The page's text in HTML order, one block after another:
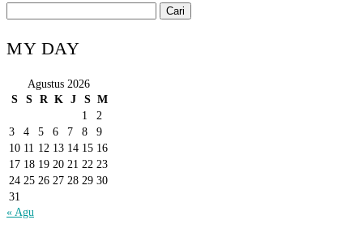
untuk:
MY DAY
Agustus 2026
S
S R K J S M
1
2
3
4 5 6 7 8
9
10 11 12 13 14 15 16
17 18 19 20 21 22 23
24 25 26 27 28 29 30
31
« Agu